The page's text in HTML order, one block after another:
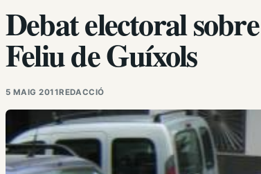
Debat electoral
Feliu de Guíxols
5 MAIG 2011REDACCIÓ